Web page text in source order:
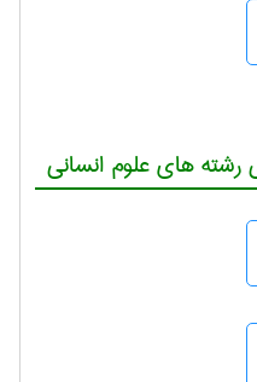
های علوم انسانی